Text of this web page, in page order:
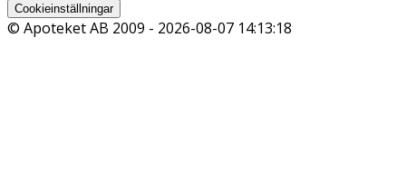
Cookieinställningar
© Apoteket AB 2009 - 2026-08-07 14:13:18